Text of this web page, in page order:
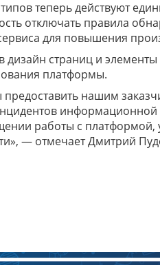
теперь действуют
отключать правила
для повышения
дизайн страниц и
платформы.
нашим
работы с платформой,
— отмечает Дмитрий